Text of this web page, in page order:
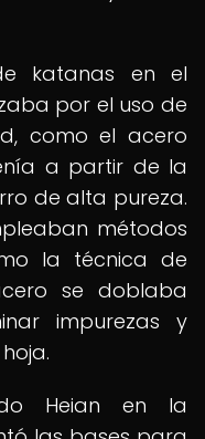
katanas en el
por el uso de
como el acero
a partir de la
de alta pureza.
métodos
la técnica de
se doblaba
impurezas y
Heian en la